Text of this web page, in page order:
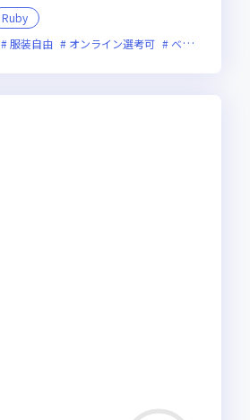
Ruby
服装自由 オンライン選考可 ベンチャー企業